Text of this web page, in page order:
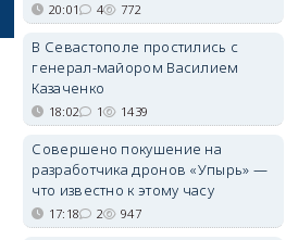
20:01 4 772
В Севастополе простились с
генерал-майором Василием
Казаченко
18:02 1 1439
Совершено покушение на
разработчика дронов «Упырь» —
что известно к этому часу
17:18 2 947